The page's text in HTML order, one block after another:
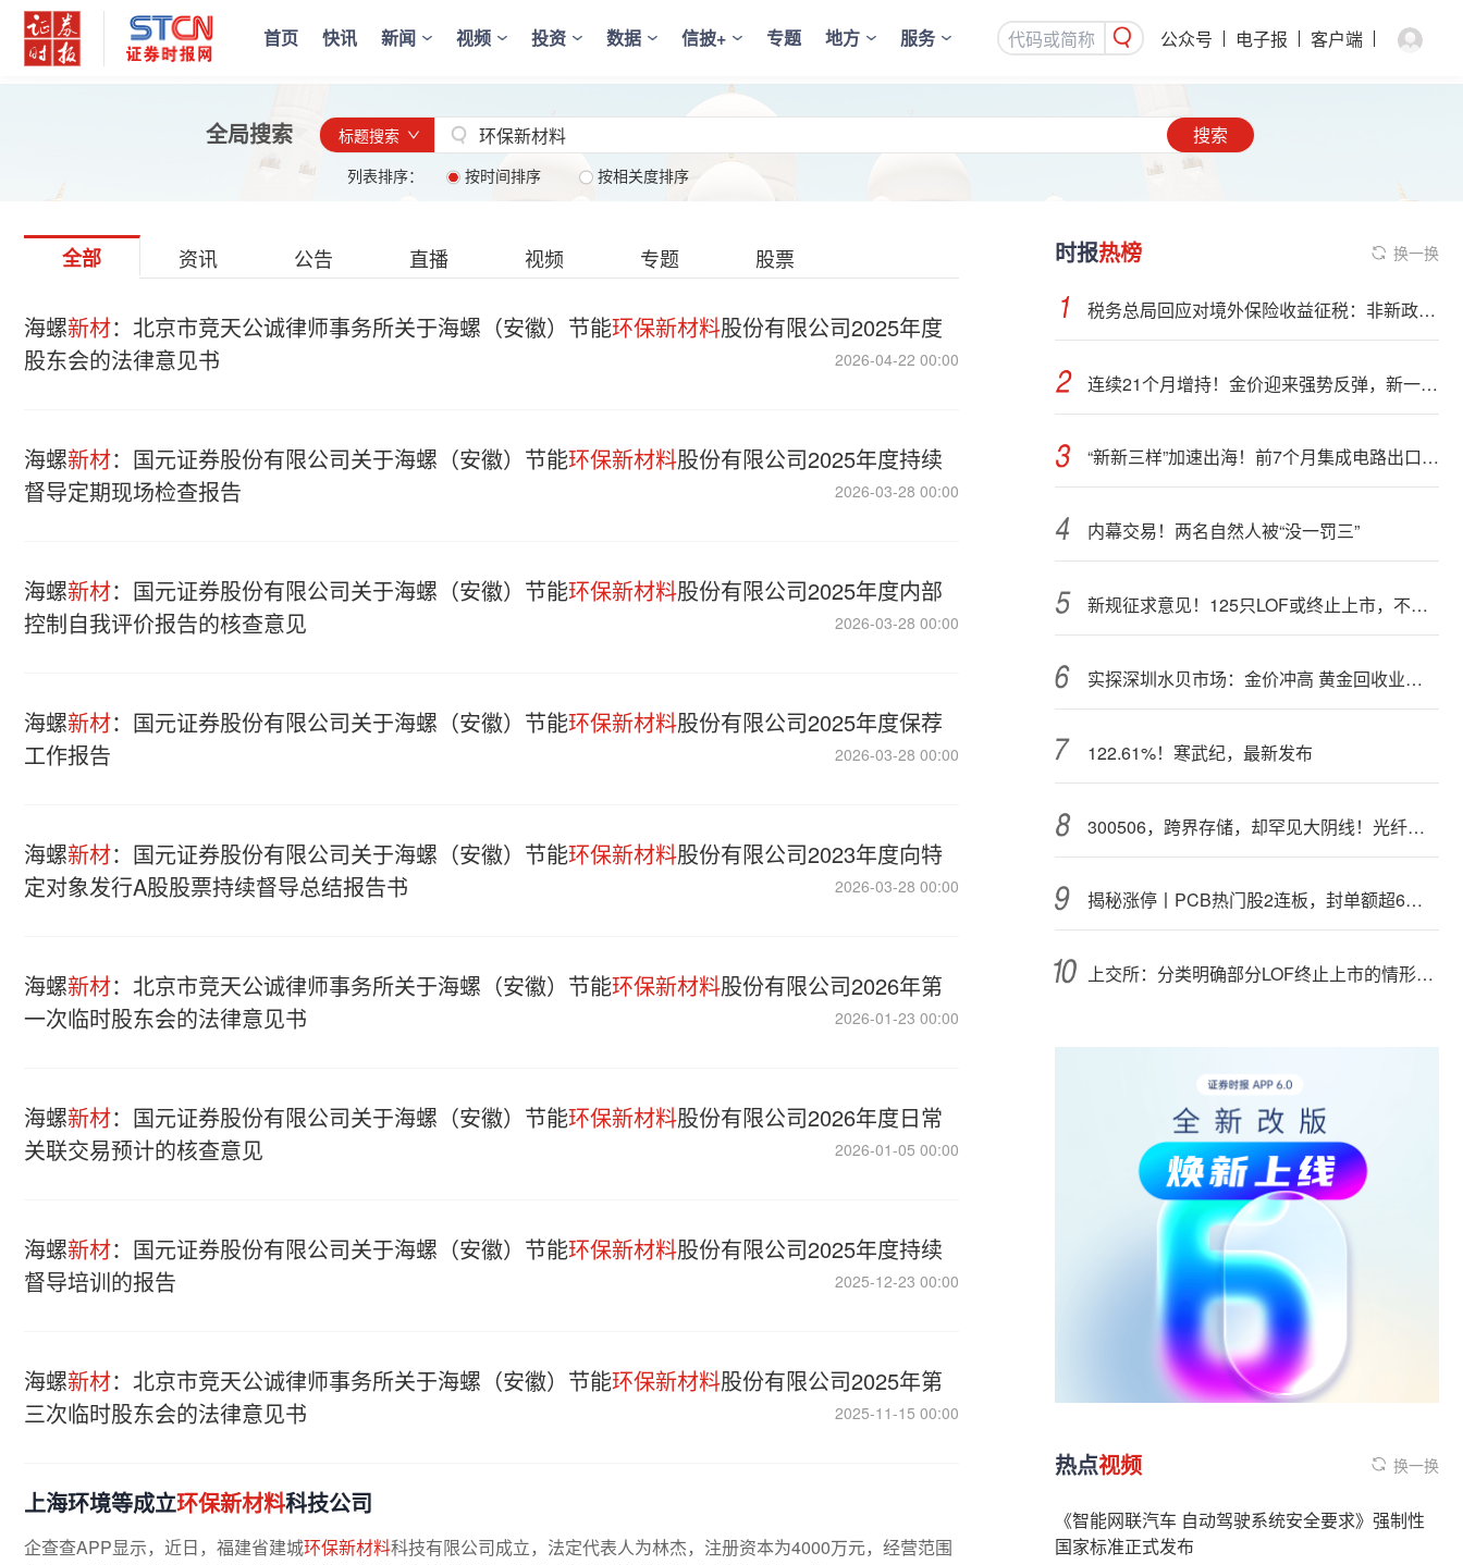
首页 快讯 新闻 视频 投资 数据 信披+ 专题 地方 服务 公众号 电子报 客户端
全局搜索 标题搜索 搜索
列表排序： 按时间排序 按相关度排序
全部 资讯 公告 直播 视频 专题 股票
海螺新材：北京市竞天公诚律师事务所关于海螺（安徽）节能环保新材料股份有限公司2025年度
股东会的法律意见书
2026-04-22 00:00
海螺新材：国元证券股份有限公司关于海螺（安徽）节能环保新材料股份有限公司2025年度持续
督导定期现场检查报告
2026-03-28 00:00
海螺新材：国元证券股份有限公司关于海螺（安徽）节能环保新材料股份有限公司2025年度内部
控制自我评价报告的核查意见
2026-03-28 00:00
海螺新材：国元证券股份有限公司关于海螺（安徽）节能环保新材料股份有限公司2025年度保荐
工作报告
2026-03-28 00:00
海螺新材：国元证券股份有限公司关于海螺（安徽）节能环保新材料股份有限公司2023年度向特
定对象发行A股股票持续督导总结报告书
2026-03-28 00:00
海螺新材：北京市竞天公诚律师事务所关于海螺（安徽）节能环保新材料股份有限公司2026年第
一次临时股东会的法律意见书
2026-01-23 00:00
海螺新材：国元证券股份有限公司关于海螺（安徽）节能环保新材料股份有限公司2026年度日常
关联交易预计的核查意见
2026-01-05 00:00
海螺新材：国元证券股份有限公司关于海螺（安徽）节能环保新材料股份有限公司2025年度持续
督导培训的报告
2025-12-23 00:00
海螺新材：北京市竞天公诚律师事务所关于海螺（安徽）节能环保新材料股份有限公司2025年第
三次临时股东会的法律意见书
2025-11-15 00:00
上海环境等成立环保新材料科技公司
企查查APP显示，近日，福建省建城环保新材料科技有限公司成立，法定代表人为林杰，注册资本为4000万元，经营范围
时报热榜 换一换
税务总局回应对境外保险收益征税：非新政策，无需过度解读
连续21个月增持！金价迎来强势反弹，新一轮上行窗口开启？
“新新三样”加速出海！前7个月集成电路出口额接近翻倍
内幕交易！两名自然人被“没一罚三”
新规征求意见！125只LOF或终止上市，不影响基金正常投资运作
实探深圳水贝市场：金价冲高 黄金回收业务率先回暖
122.61%！寒武纪，最新发布
300506，跨界存储，却罕见大阴线！光纤需求激增，稀土细分原料，火了
揭秘涨停丨PCB热门股2连板，封单额超6亿元
上交所：分类明确部分LOF终止上市的情形和程序
热点视频 换一换
《智能网联汽车 自动驾驶系统安全要求》强制性
国家标准正式发布